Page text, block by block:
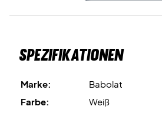
für maximalen Grip und Langlebigkeit.
Protection
– Verstärkungen im
Spezifikationen
Marke:
Babolat
Farbe:
Weiß